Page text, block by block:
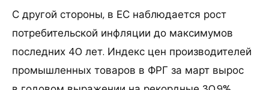
С другой стороны, в ЕС наблюдается рост
потребительской инфляции до максимумов
последних 40 лет. Индекс цен производителей
промышленных товаров в ФРГ за март вырос